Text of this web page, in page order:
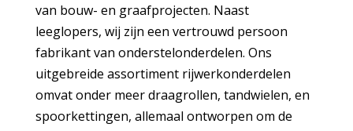
van bouw- en graafprojecten. Naast
leeglopers, wij zijn een vertrouwd persoon
fabrikant van onderstelonderdelen. Ons
uitgebreide assortiment rijwerkonderdelen
omvat onder meer draagrollen, tandwielen, en
spoorkettingen, allemaal ontworpen om de